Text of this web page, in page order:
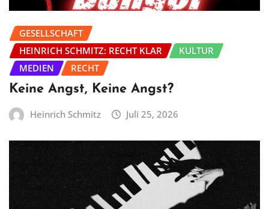
GESELLSCHAFT
HEINRICH SCHMITZ: RECHT KLAR
KULTUR
MEDIEN
RECHT
Keine Angst, Keine Angst?
Heinrich Schmitz Juli 25, 2026